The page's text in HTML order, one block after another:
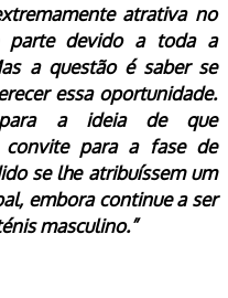
atrativa no
parte devido a toda a
a questão é saber se
essa oportunidade.
para a ideia de que
convite para a fase de
se lhe atribuíssem um
embora continue a ser
masculino.”